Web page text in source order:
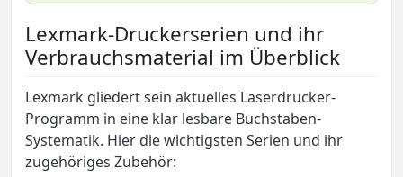
Lexmark-Druckerserien und ihr
Verbrauchsmaterial im Überblick
Lexmark gliedert sein aktuelles Laserdrucker-
Programm in eine klar lesbare Buchstaben-
Systematik. Hier die wichtigsten Serien und ihr
zugehöriges Zubehör: